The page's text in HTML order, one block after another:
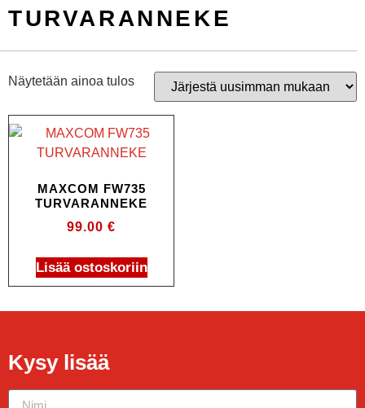
TURVARANNEKE
Näytetään ainoa tulos
MAXCOM FW735
TURVARANNEKE
99.00 €
Lisää ostoskoriin
Kysy lisää